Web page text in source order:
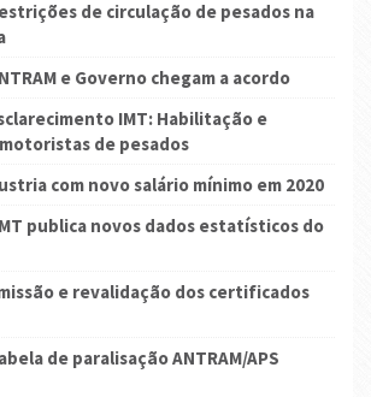
de circulação de pesados na
e Governo chegam a acordo
IMT: Habilitação e
de pesados
com novo salário mínimo em 2020
publica novos dados estatísticos do
e revalidação dos certificados
de paralisação ANTRAM/APS